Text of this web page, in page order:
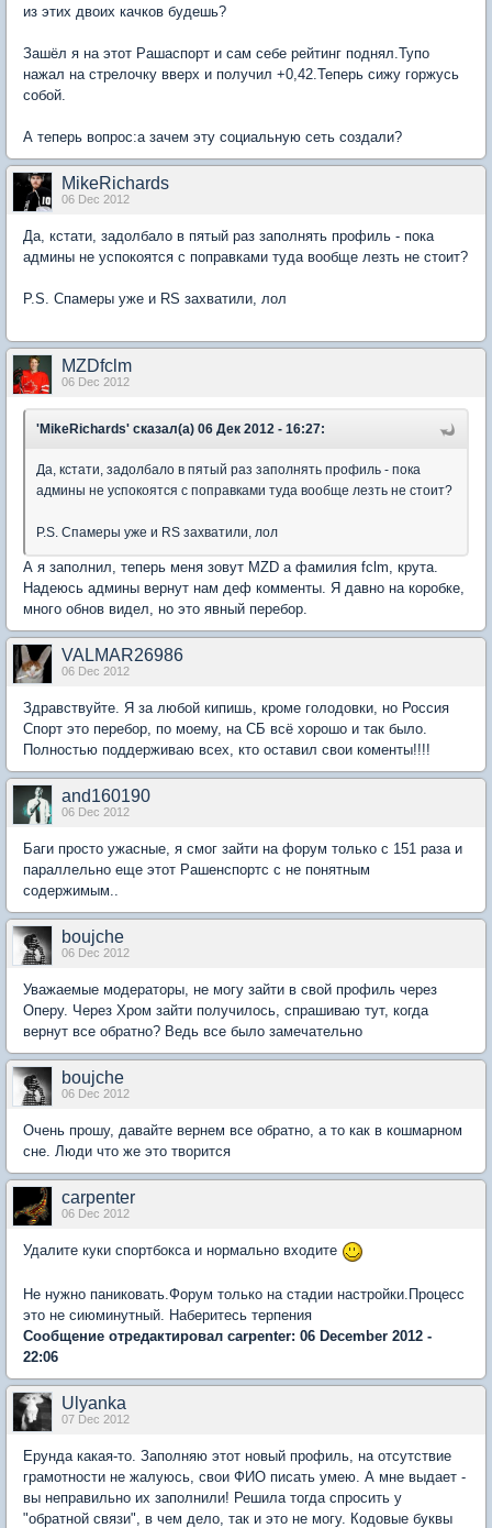
из этих двоих качков будешь?
Зашёл я на этот Рашаспорт и сам себе рейтинг поднял.Тупо
нажал на стрелочку вверх и получил +0,42.Теперь сижу горжусь
собой.
А теперь вопрос:а зачем эту социальную сеть создали?
MikeRichards
06 Dec 2012
Да, кстати, задолбало в пятый раз заполнять профиль - пока
админы не успокоятся с поправками туда вообще лезть не стоит?
P.S. Спамеры уже и RS захватили, лол
MZDfclm
06 Dec 2012
'MikeRichards' сказал(а) 06 Дек 2012 - 16:27:
Да, кстати, задолбало в пятый раз заполнять профиль - пока
админы не успокоятся с поправками туда вообще лезть не стоит?
P.S. Спамеры уже и RS захватили, лол
А я заполнил, теперь меня зовут MZD а фамилия fclm, крута.
Надеюсь админы вернут нам деф комменты. Я давно на коробке,
много обнов видел, но это явный перебор.
VALMAR26986
06 Dec 2012
Здравствуйте. Я за любой кипишь, кроме голодовки, но Россия
Спорт это перебор, по моему, на СБ всё хорошо и так было.
Полностью поддерживаю всех, кто оставил свои коменты!!!!
and160190
06 Dec 2012
Баги просто ужасные, я смог зайти на форум только с 151 раза и
параллельно еще этот Рашенспортс с не понятным
содержимым..
boujche
06 Dec 2012
Уважаемые модераторы, не могу зайти в свой профиль через
Оперу. Через Хром зайти получилось, спрашиваю тут, когда
вернут все обратно? Ведь все было замечательно
boujche
06 Dec 2012
Очень прошу, давайте вернем все обратно, а то как в кошмарном
сне. Люди что же это творится
carpenter
06 Dec 2012
Удалите куки спортбокса и нормально входите
Не нужно паниковать.Форум только на стадии настройки.Процесс
это не сиюминутный. Наберитесь терпения
Сообщение отредактировал carpenter: 06 December 2012 -
22:06
Ulyanka
07 Dec 2012
Ерунда какая-то. Заполняю этот новый профиль, на отсутствие
грамотности не жалуюсь, свои ФИО писать умею. А мне выдает -
вы неправильно их заполнили! Решила тогда спросить у
"обратной связи", в чем дело, так и это не могу. Кодовые буквы